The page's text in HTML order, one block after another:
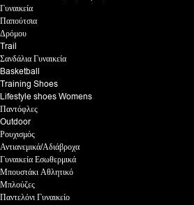
Γυναικεία
Παπούτσια
Δρόμου
Trail
Σανδάλια Γυναικεία
Basketball
Training Shoes
Lifestyle shoes Womens
Παντόφλες
Outdoor
Ρουχισμός
Αντιανεμικά/Αδιάβροχα
Γυναικεία Εσωθερμικά
Μπουστάκι Αθλητικό
Μπλούζες
Παντελόνι Γυναικείο